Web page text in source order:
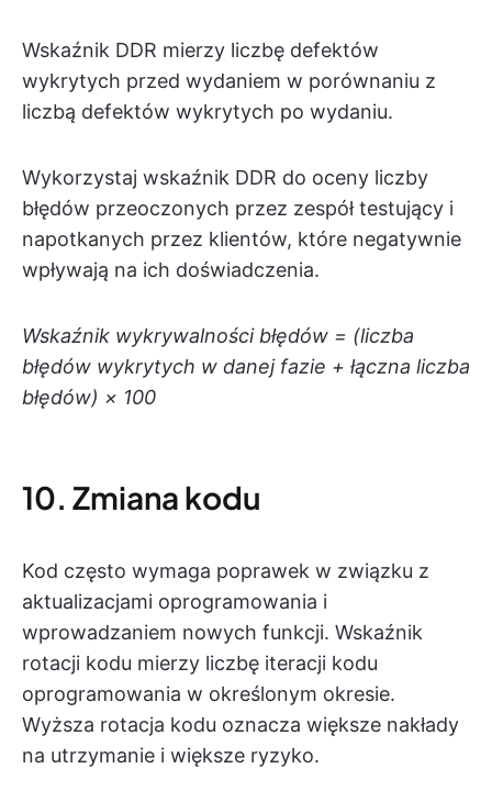
Wskaźnik DDR mierzy liczbę defektów
wykrytych przed wydaniem w porównaniu z
liczbą defektów wykrytych po wydaniu.
Wykorzystaj wskaźnik DDR do oceny liczby
błędów przeoczonych przez zespół testujący i
napotkanych przez klientów, które negatywnie
wpływają na ich doświadczenia.
Wskaźnik wykrywalności błędów = (liczba
błędów wykrytych w danej fazie + łączna liczba
błędów) × 100
10. Zmiana kodu
Kod często wymaga poprawek w związku z
aktualizacjami oprogramowania i
wprowadzaniem nowych funkcji. Wskaźnik
rotacji kodu mierzy liczbę iteracji kodu
oprogramowania w określonym okresie.
Wyższa rotacja kodu oznacza większe nakłady
na utrzymanie i większe ryzyko.